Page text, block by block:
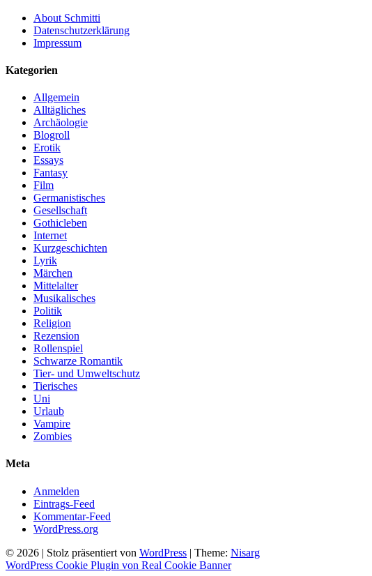
About Schmitti
Datenschutzerklärung
Impressum
Kategorien
Allgemein
Alltägliches
Archäologie
Blogroll
Erotik
Essays
Fantasy
Film
Germanistisches
Gesellschaft
Gothicleben
Internet
Kurzgeschichten
Lyrik
Märchen
Mittelalter
Musikalisches
Politik
Religion
Rezension
Rollenspiel
Schwarze Romantik
Tier- und Umweltschutz
Tierisches
Uni
Urlaub
Vampire
Zombies
Meta
Anmelden
Eintrags-Feed
Kommentar-Feed
WordPress.org
© 2026 | Stolz präsentiert von WordPress | Theme: Nisarg
WordPress Cookie Plugin von Real Cookie Banner